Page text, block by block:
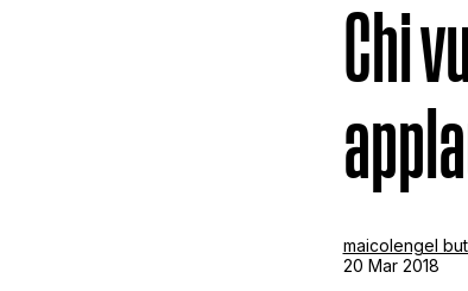
Chi
maicolengel
20 Mar 2018